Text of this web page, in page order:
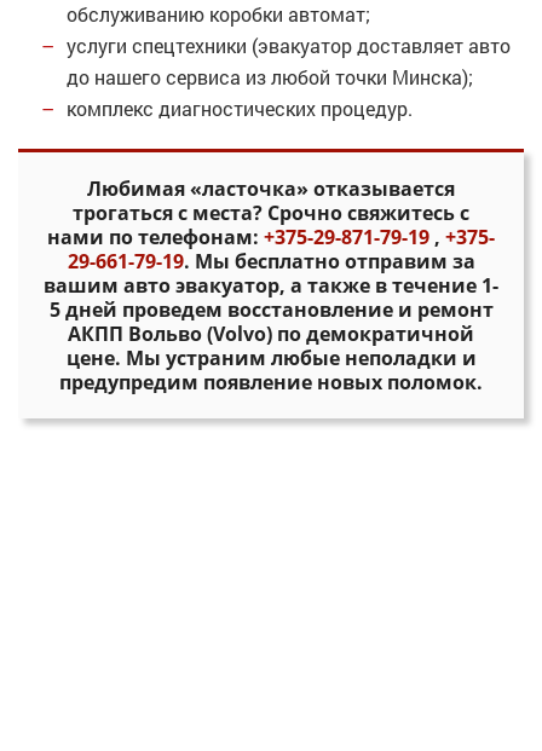
обслуживанию коробки автомат;
услуги спецтехники (эвакуатор доставляет авто
до нашего сервиса из любой точки Минска);
комплекс диагностических процедур.
Любимая «ласточка» отказывается
трогаться с места? Срочно свяжитесь с
нами по телефонам: +375-29-871-79-19 , +375-
29-661-79-19. Мы бесплатно отправим за
вашим авто эвакуатор, а также в течение 1-
5 дней проведем восстановление и ремонт
АКПП Вольво (Volvo) по демократичной
цене. Мы устраним любые неполадки и
предупредим появление новых поломок.